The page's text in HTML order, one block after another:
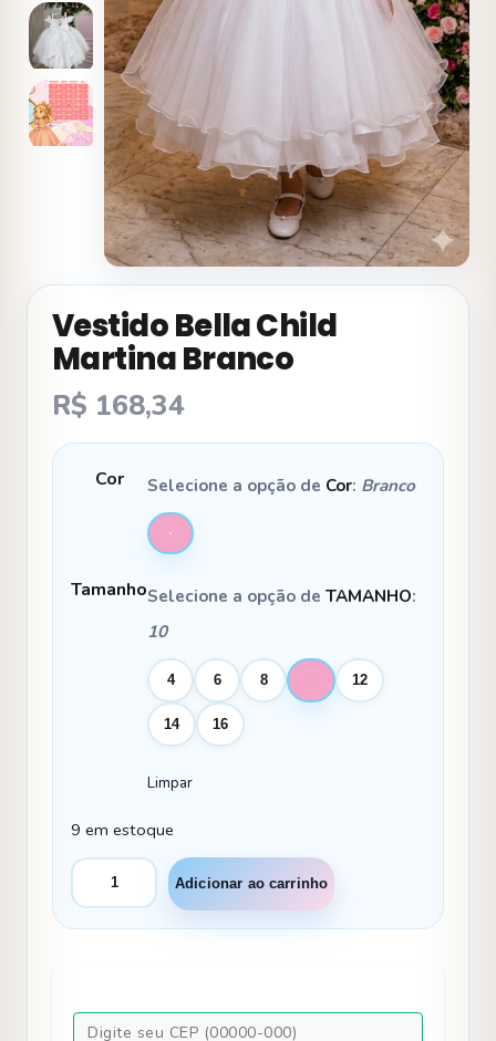
Vestido Bella Child
Martina Branco
R$ 168,34
Cor Selecione a opção de Cor: Branco
TamanhoSelecione a opção de TAMANHO:
10
4 6 8 12
14 16
Limpar
9 em estoque
Vestido
Bella
Adicionar ao carrinho